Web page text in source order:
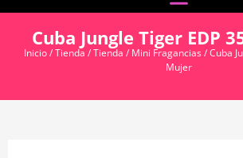
Cuba Jungle Tiger EDP
Inicio/Tienda /Tienda / Mini Fragancias/ Cuba
Mujer